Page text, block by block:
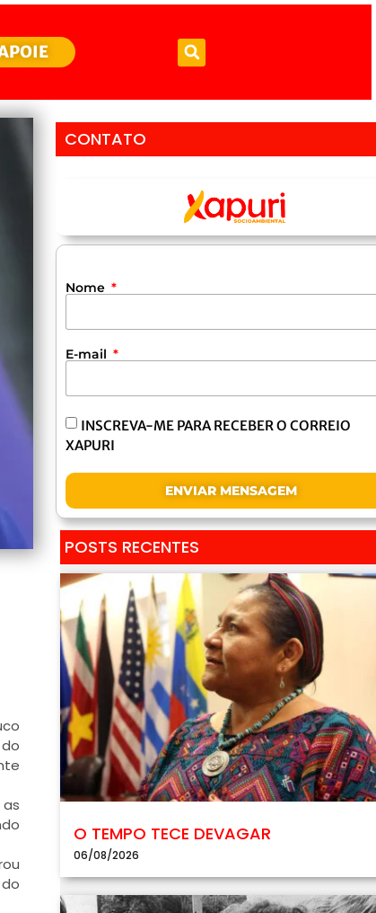
CONTATO
Nome
E-mail
INSCREVA-ME PARA RECEBER O CORREIO
XAPURI
ENVIAR MENSAGEM
POSTS RECENTES
O TEMPO TECE DEVAGAR
06/08/2026